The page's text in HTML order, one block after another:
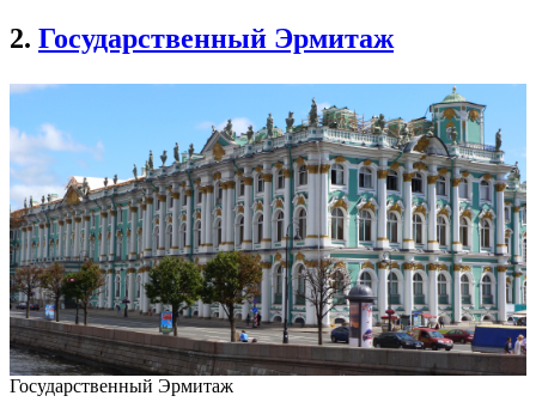
2. Государственный Эрмитаж
Государственный Эрмитаж